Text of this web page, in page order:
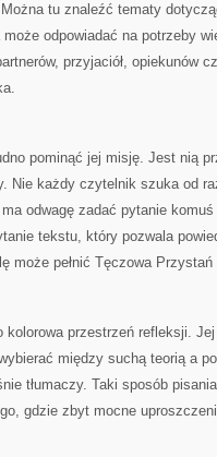
tu znaleźć tematy
odpowiadać na potrzeby
przyjaciół, opiekunów
pominąć jej misję. Jest nią
Nie każdy czytelnik szuka od
odwagę zadać pytanie
tekstu, który pozwala
może pełnić Tęczowa
kolorowa przestrzeń refleksji.
między suchą teorią a
tłumaczy. Taki sposób
gdzie zbyt mocne